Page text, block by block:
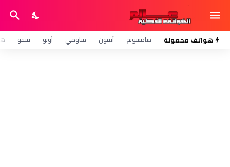
هواتف محمولة سامسونج آيفون شاومي أوبو فيفو